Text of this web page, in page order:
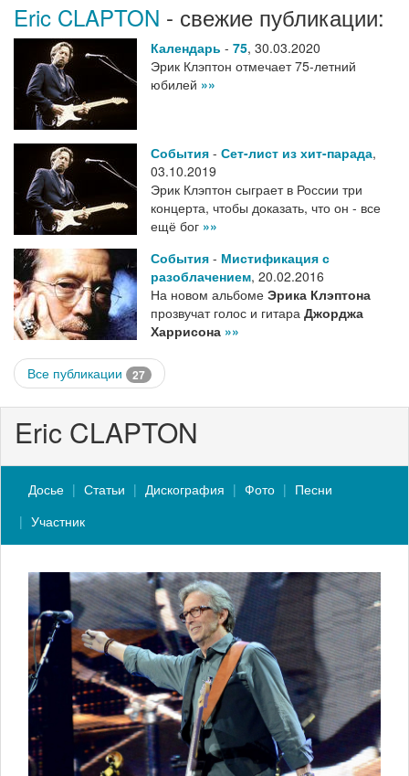
Eric CLAPTON - свежие публикации:
Календарь - 75, 30.03.2020
Эрик Клэптон отмечает 75-летний
юбилей »»
События - Сет-лист из хит-парада,
03.10.2019
Эрик Клэптон сыграет в России три
концерта, чтобы доказать, что он - все
ещё бог »»
События - Мистификация с
разоблачением, 20.02.2016
На новом альбоме Эрика Клэптона
прозвучат голос и гитара Джорджа
Харрисона »»
Все публикации 27
Eric CLAPTON
Досье Статьи Дискография Фото
Песни
Участник